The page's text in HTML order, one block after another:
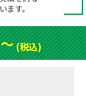
！
ら
ます。
(税込)